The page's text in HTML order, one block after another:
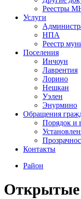
Реестры
Услуги
НПА
Реестр
Поселения
Инчоун
Лаврентия
Лорино
Нешкан
Уэлен
Энурмино
Обращения
Порядок и
Контакты
Район
Открытые